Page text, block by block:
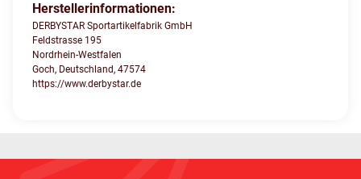
Herstellerinformationen:
DERBYSTAR Sportartikelfabrik GmbH
Feldstrasse 195
Nordrhein-Westfalen
Goch, Deutschland, 47574
https://www.derbystar.de